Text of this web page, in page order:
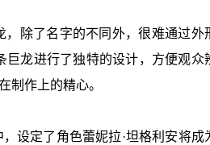
除了名字的不同外，很难通过外
龙进行了独特的设计，方便观众
制作上的精心。
设定了角色蕾妮拉·坦格利安将成